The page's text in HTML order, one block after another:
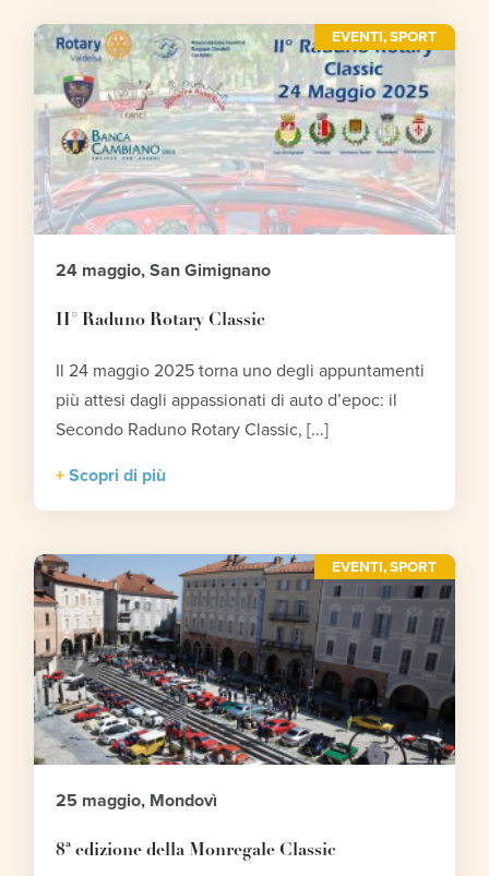
EVENTI,SPORT
24 maggio, San Gimignano
II° Raduno Rotary Classic
Il 24 maggio 2025 torna uno degli appuntamenti
più attesi dagli appassionati di auto d’epoc: il
Secondo Raduno Rotary Classic, [...]
Scopri di più
EVENTI,SPORT
25 maggio, Mondovì
8ª edizione della Monregale Classic